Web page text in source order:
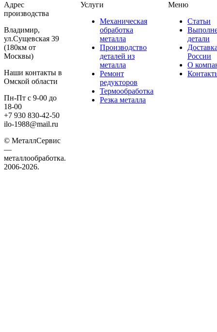
Адрес
производства
Владимир,
ул.Сущевская 39
(180км от
Москвы)
Наши контакты в
Омской области
Пн-Пт с 9-00 до
18-00
+7 930 830-42-50
ilo-1988@mail.ru
© МеталлСервис
—
металлообработка.
2006-2026.
Услуги
Механическая
обработка
металла
Производство
деталей из
металла
Ремонт
редукторов
Термообработка
Резка металла
Меню
Статьи
детали
России
О